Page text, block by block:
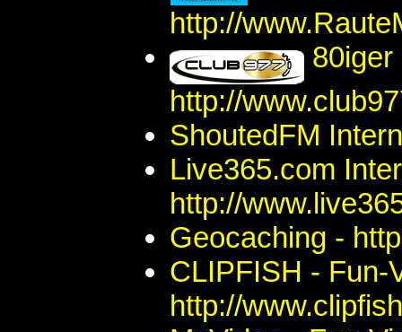
http://
80iger
http://
ShoutedFM
Live365.com
http://
Geocaching -
CLIPFISH - Fun-
http://